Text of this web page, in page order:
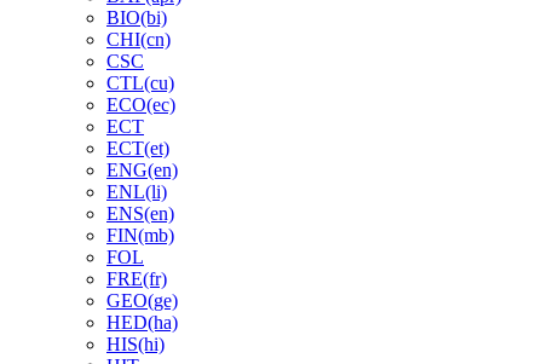
BIO(bi)
CHI(cn)
CSC
CTL(cu)
ECO(ec)
ECT
ECT(et)
ENG(en)
ENL(li)
ENS(en)
FIN(mb)
FOL
FRE(fr)
GEO(ge)
HED(ha)
HIS(hi)